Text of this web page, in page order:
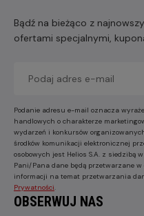
Bądź na bieżąco z
ofertami specjalnymi,
Podanie adresu e-mail oznacza
handlowych o charakterze
wydarzeń i konkursów
środków komunikacji elektronicznej
osobowych jest Helios S.A. z siedzibą
Pani/Pana dane będą przetwarzane
informacji na temat przetwarzania
Prywatności
OBSERWUJ NAS